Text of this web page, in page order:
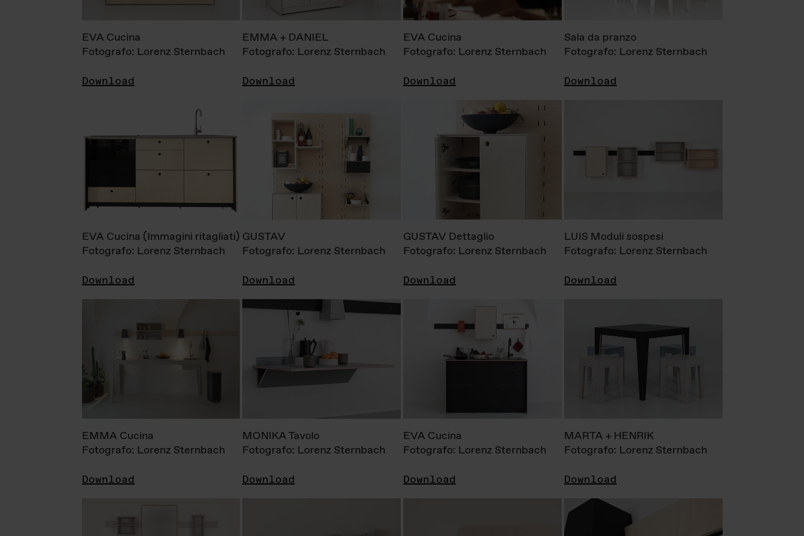
EVA Cucina
Fotografo: Lorenz Sternbach
Download
EMMA + DANIEL
Fotografo: Lorenz Sternbach
Download
EVA Cucina
Fotografo: Lorenz Sternbach
Download
Sala da pranzo
Fotografo: Lorenz Sternbach
Download
EVA Cucina (Immagini ritagliati)
Fotografo: Lorenz Sternbach
Download
GUSTAV
Fotografo: Lorenz Sternbach
Download
GUSTAV Dettaglio
Fotografo: Lorenz Sternbach
Download
LUIS Moduli sospesi
Fotografo: Lorenz Sternbach
Download
EMMA Cucina
Fotografo: Lorenz Sternbach
Download
MONIKA Tavolo
Fotografo: Lorenz Sternbach
Download
EVA Cucina
Fotografo: Lorenz Sternbach
Download
MARTA + HENRIK
Fotografo: Lorenz Sternbach
Download